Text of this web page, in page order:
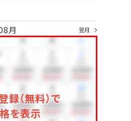
月 翌月
（無料）で
を表示